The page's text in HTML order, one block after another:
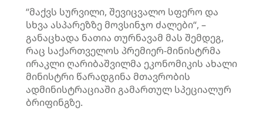
“მაქვს სურვილი, შევიცვალო სფერო და
სხვა ასპარეზზე მოვსინჯო ძალები“, –
განაცხადა ნათია თურნავამ მას შემდეგ,
რაც საქართველოს პრემიერ-მინისტრმა
ირაკლი ღარიბაშვილმა ეკონომიკის ახალი
მინისტრი წარადგინა მთავრობის
ადმინისტრაციაში გამართულ სპეციალურ
ბრიფინგზე.